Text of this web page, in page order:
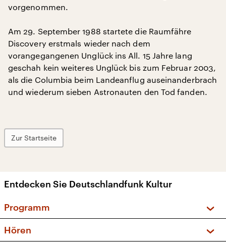
vorgenommen.
Am 29. September 1988 startete die Raumfähre
Discovery erstmals wieder nach dem
vorangegangenen Unglück ins All. 15 Jahre lang
geschah kein weiteres Unglück bis zum Februar 2003,
als die Columbia beim Landeanflug auseinanderbrach
und wiederum sieben Astronauten den Tod fanden.
Zur Startseite
Entdecken Sie Deutschlandfunk Kultur
Programm
Hören